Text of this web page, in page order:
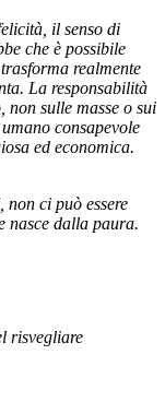
il senso di
che è possibile
realmente
La responsabilità
non sulle masse o sui
consapevole
ed economica.
non ci può essere
nasce dalla paura.
risvegliare